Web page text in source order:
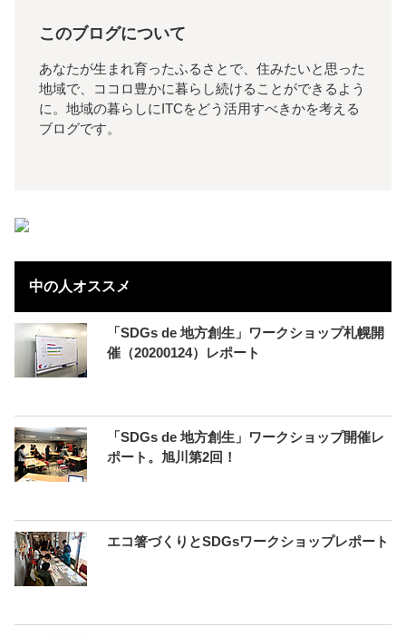
このブログについて
あなたが生まれ育ったふるさとで、住みたいと思った
地域で、ココロ豊かに暮らし続けることができるよう
に。地域の暮らしにITCをどう活用すべきかを考える
ブログです。
中の人オススメ
「SDGs de 地方創生」ワークショップ札幌開
催（20200124）レポート
「SDGs de 地方創生」ワークショップ開催レ
ポート。旭川第2回！
エコ箸づくりとSDGsワークショップレポート